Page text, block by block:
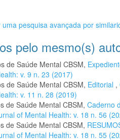
uma pesquisa avançada por
pelo mesmo(s)
de Saúde Mental CBSM,
v. 9 n. 23 (2017)
de Saúde Mental CBSM, Editorial ,
v. 11 n. 28 (2019)
de Saúde Mental CBSM, Caderno
of Mental Health: v. 18 n. 56
de Saúde Mental CBSM,
of Mental Health: v. 18 n. 55